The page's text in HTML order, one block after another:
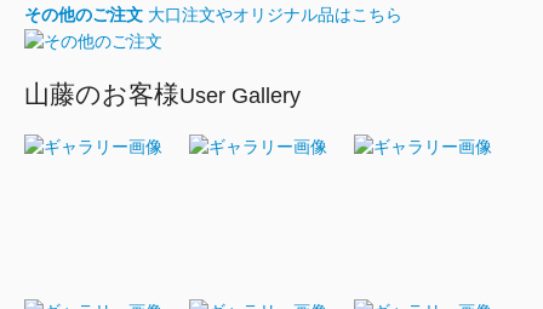
その他のご注文 大口注文やオリジナル品はこちら
山藤のお客様User Gallery